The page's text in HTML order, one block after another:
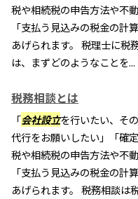
税や相続税の申告方法や不
「支払う見込みの税金の計
あげられます。 税理士に税
は、まずどのようなことを...
税務相談とは
「会社設立を行いたい、そ
代行をお願いしたい」「確
税や相続税の申告方法や不
「支払う見込みの税金の計
あげられます。 税務相談は